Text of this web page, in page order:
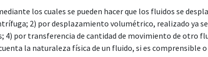
los cuales se pueden hacer que los fluidos se
2) por desplazamiento volumétrico, realizado ya
4) por transferencia de cantidad de movimiento de otro
la naturaleza física de un fluido, si es comprensible